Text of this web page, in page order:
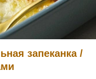
запеканка /